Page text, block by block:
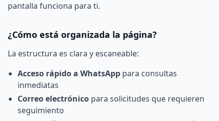
pantalla funciona para ti.
¿Cómo está organizada la página?
La estructura es clara y escaneable:
Acceso rápido a WhatsApp para consultas
inmediatas
Correo electrónico para solicitudes que requieren
seguimiento